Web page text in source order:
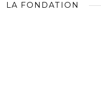
LA FONDATION